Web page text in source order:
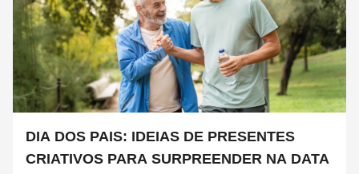
DIA DOS PAIS: IDEIAS DE PRESENTES
CRIATIVOS PARA SURPREENDER NA DATA